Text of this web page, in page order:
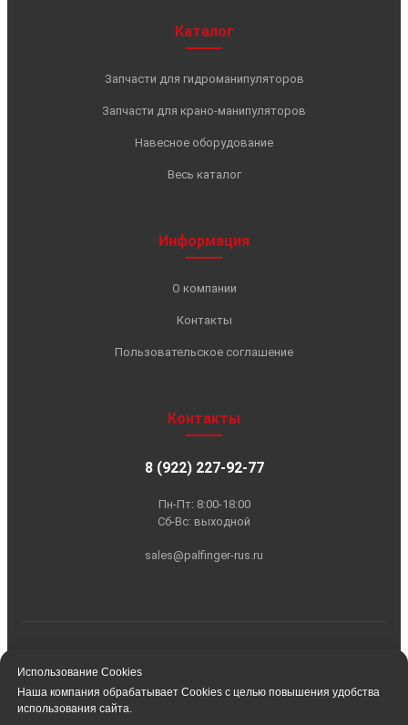
Использование Cookies
Наша компания обрабатывает Cookies с целью повышения удобства
использования сайта.